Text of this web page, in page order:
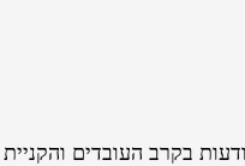
בקרב העובדים